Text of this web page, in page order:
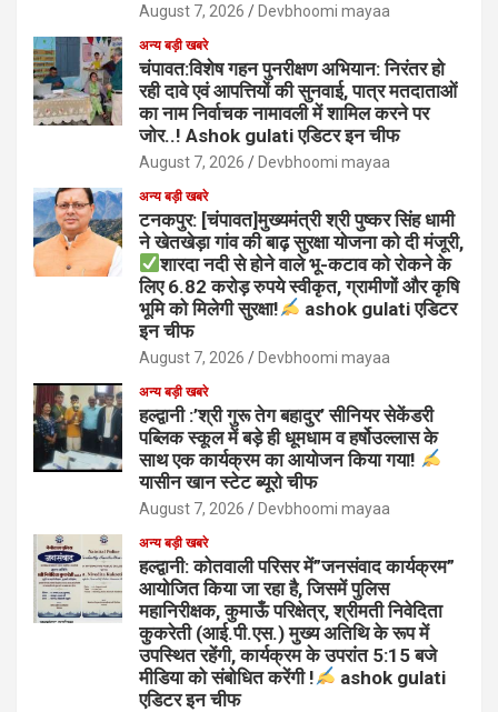
August 7, 2026 Devbhoomi mayaa
अन्य बड़ी खबरे
चंपावत:विशेष गहन पुनरीक्षण अभियान: निरंतर हो
रही दावे एवं आपत्तियों की सुनवाई, पात्र मतदाताओं
का नाम निर्वाचक नामावली में शामिल करने पर
जोर..! Ashok gulati एडिटर इन चीफ
August 7, 2026 Devbhoomi mayaa
अन्य बड़ी खबरे
टनकपुर: [चंपावत]मुख्यमंत्री श्री पुष्कर सिंह धामी
ने खेतखेड़ा गांव की बाढ़ सुरक्षा योजना को दी मंजूरी,
शारदा नदी से होने वाले भू-कटाव को रोकने के
लिए 6.82 करोड़ रुपये स्वीकृत, ग्रामीणों और कृषि
भूमि को मिलेगी सुरक्षा!
ashok gulati एडिटर
इन चीफ
August 7, 2026 Devbhoomi mayaa
अन्य बड़ी खबरे
हल्द्वानी :’श्री गुरू तेग बहादुर’ सीनियर सेकेंडरी
पब्लिक स्कूल में बड़े ही धूमधाम व हर्षोउल्लास के
साथ एक कार्यक्रम का आयोजन किया गया!
यासीन खान स्टेट ब्यूरो चीफ
August 7, 2026 Devbhoomi mayaa
अन्य बड़ी खबरे
हल्द्वानी: कोतवाली परिसर में”जनसंवाद कार्यक्रम”
आयोजित किया जा रहा है, जिसमें पुलिस
महानिरीक्षक, कुमाऊँ परिक्षेत्र, श्रीमती निवेदिता
कुकरेती (आई.पी.एस.) मुख्य अतिथि के रूप में
उपस्थित रहेंगी, कार्यक्रम के उपरांत 5:15 बजे
मीडिया को संबोधित करेंगी !
ashok gulati
एडिटर इन चीफ